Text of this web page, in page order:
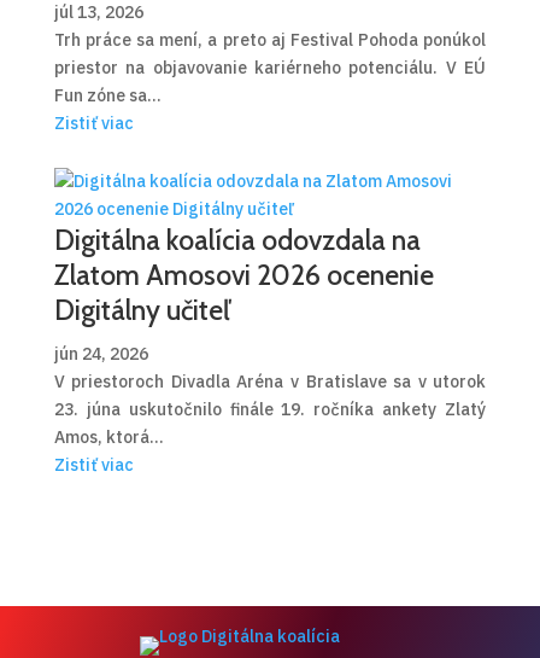
júl 13, 2026
Trh práce sa mení, a preto aj Festival Pohoda ponúkol
priestor na objavovanie kariérneho potenciálu. V EÚ
Fun zóne sa...
Zistiť viac
Digitálna koalícia odovzdala na
Zlatom Amosovi 2026 ocenenie
Digitálny učiteľ
jún 24, 2026
V priestoroch Divadla Aréna v Bratislave sa v utorok
23. júna uskutočnilo finále 19. ročníka ankety Zlatý
Amos, ktorá...
Zistiť viac